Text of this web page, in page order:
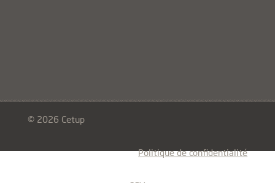
© 2026 Cetup
Politique de confidentialité